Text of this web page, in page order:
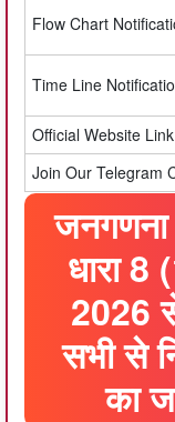
Flow Chart
Time Line
Official Website Link
Join Our Telegram
धारा
2026
सभी से
का